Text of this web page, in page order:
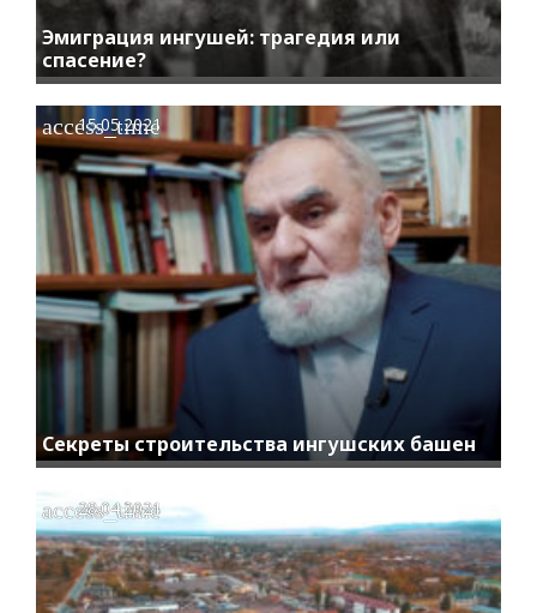
Эмиграция ингушей: трагедия или
спасение?
Секреты строительства ингушских башен
access_time
15.05.2021
access_time
28.04.2021